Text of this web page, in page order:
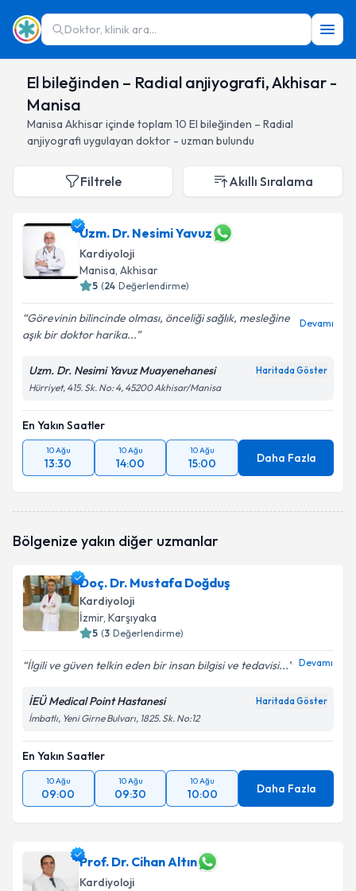
Doktor, klinik ara...
El bileğinden – Radial anjiyografi, Akhisar -
Manisa
Manisa Akhisariçinde toplam 10 El bileğinden – Radial
anjiyografi uygulayan doktor - uzman bulundu
Filtrele Akıllı Sıralama
Uzm. Dr. Nesimi Yavuz
Kardiyoloji
Manisa, Akhisar
5 (24 Değerlendirme)
Görevinin bilincinde olması, önceliği sağlık, mesleğine
aşık bir doktor harika...
Devamı
Uzm. Dr. Nesimi Yavuz Muayenehanesi Haritada Göster
Hürriyet, 415. Sk. No: 4, 45200 Akhisar/Manisa
En Yakın Saatler
10 Ağu
13:30
10 Ağu
14:00
10 Ağu
15:00 Daha Fazla
Bölgenize yakın diğer uzmanlar
Doç. Dr. Mustafa Doğduş
Kardiyoloji
İzmir, Karşıyaka
5 (3 Değerlendirme)
İlgili ve güven telkin eden bir insan bilgisi ve tedavisi... Devamı
İEÜ Medical Point Hastanesi Haritada Göster
İmbatlı, Yeni Girne Bulvarı, 1825. Sk. No:12
En Yakın Saatler
10 Ağu
09:00
10 Ağu
09:30
10 Ağu
10:00 Daha Fazla
Prof. Dr. Cihan Altın
Kardiyoloji